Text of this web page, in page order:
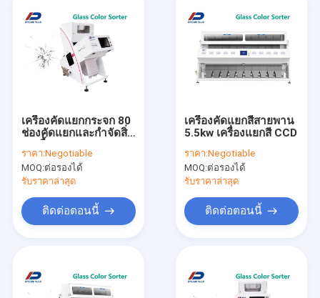
ผลิตภัณฑ์
เครื่องคัดแยกกระจก 80
ช่องคัดแยกและกำจัดสิ่ง
ราคา:Negotiable
MOQ:ต่อรองได้
รับราคาล่าสุด
ติดต่อตอนนี้
เครื่องคัดแยกสีสายพาน
5.5kw เครื่องแยกสี CCD
ราคา:Negotiable
MOQ:ต่อรองได้
รับราคาล่าสุด
ติดต่อตอนนี้